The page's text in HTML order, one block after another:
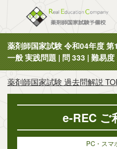
薬剤師国家試験 令和04年度 第
一般 実践問題 | 問 333 | 難易度
薬剤師国家試験 過去問解説
e-REC ご
PC・スマ